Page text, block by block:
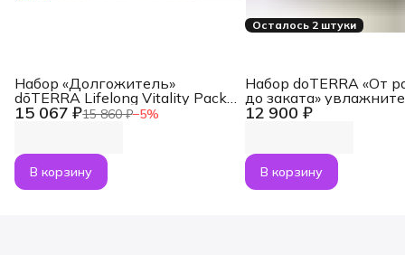
15 067 ₽15 860 ₽−5%
Набор «Долгожитель»
dōTERRA Lifelong Vitality Pack,
3x120 капсул
В корзину
Осталось 2 штуки
12 900 ₽
Набор doTERRA «От
до заката»
воздуха Dawn с
В корзину